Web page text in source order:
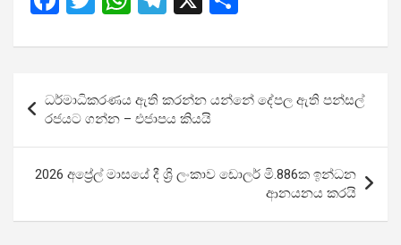
ce
b
o
o
k
tt
er
at
A
p
p
e
gr
a
m
ar
e
navigation
ධර්මාධිකරණය ඇති කරන්න යන්නේ දේපල ඇති පන්සල්
රජයට ගන්න – එජාපය කියයි
2026 අප්‍රේල් මාසයේ දී ශ්‍රි ලංකාව ඩොලර් මි.886ක ඉන්ධන
ආනයනය කරයි